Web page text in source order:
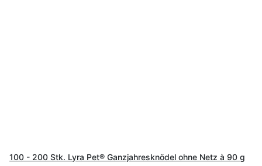
100 - 200 Stk. Lyra Pet® Ganzjahresknödel ohne Netz à 90 g